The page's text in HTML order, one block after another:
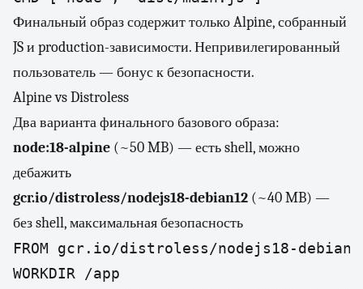
Финальный образ содержит только Alpine, собранный
JS и production-зависимости. Непривилегированный
пользователь — бонус к безопасности.
Alpine vs Distroless
Два варианта финального базового образа:
node:18-alpine (~50 MB) — есть shell, можно
дебажить
gcr.io/distroless/nodejs18-debian12 (~40 MB) —
без shell, максимальная безопасность
FROM gcr.io/distroless/nodejs18-
WORKDIR /app